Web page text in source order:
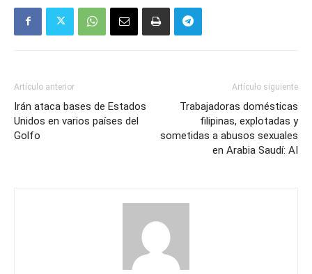
Artículo anterior
Irán ataca bases de Estados
Unidos en varios países del
Golfo
Artículo siguiente
Trabajadoras domésticas
filipinas, explotadas y
sometidas a abusos sexuales
en Arabia Saudí: AI